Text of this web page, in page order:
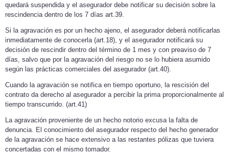
quedará suspendida y el asegurador debe notificar su decisión sobre la
rescindencia dentro de los 7 días art.39.
Si la agravación es por un hecho ajeno, el asegurador deberá notificarlas
inmediatamente de conocerla (art.18), y el asegurador notificará su
decisión de rescindir dentro del término de 1 mes y con preaviso de 7
días, salvo que por la agravación del riesgo no se lo hubiera asumido
según las prácticas comerciales del asegurador (art.40).
Cuando la agravación se notifica en tiempo oportuno, la rescisión del
contrato da derecho al asegurador a percibir la prima proporcionalmente al
tiempo transcurrido. (art.41)
La agravación proveniente de un hecho notorio excusa la falta de
denuncia. El conocimiento del asegurador respecto del hecho generador
de la agravación se hace extensivo a las restantes pólizas que tuviera
concertadas con el mismo tomador.